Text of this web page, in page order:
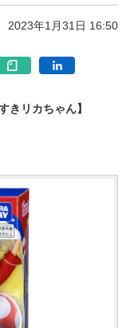
2023年1月31日 16:50
きリカちゃん】